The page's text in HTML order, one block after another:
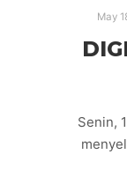
May
Senin,